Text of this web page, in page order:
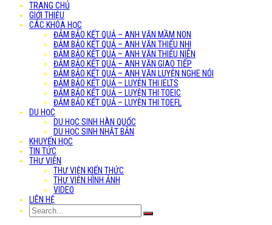
TRANG CHỦ
GIỚI THIỆU
CÁC KHÓA HỌC
ĐẢM BẢO KẾT QUẢ – ANH VĂN MẦM NON
ĐẢM BẢO KẾT QUẢ – ANH VĂN THIẾU NHI
ĐẢM BẢO KẾT QUẢ – ANH VĂN THIẾU NIÊN
ĐẢM BẢO KẾT QUẢ – ANH VĂN GIAO TIẾP
ĐẢM BẢO KẾT QUẢ – ANH VĂN LUYỆN NGHE NÓI
ĐẢM BẢO KẾT QUẢ – LUYỆN THI IELTS
ĐẢM BẢO KẾT QUẢ – LUYỆN THI TOEIC
ĐẢM BẢO KẾT QUẢ – LUYỆN THI TOEFL
DU HỌC
DU HỌC SINH HÀN QUỐC
DU HỌC SINH NHẬT BẢN
KHUYẾN HỌC
TIN TỨC
THƯ VIỆN
THƯ VIỆN KIẾN THỨC
THƯ VIỆN HÌNH ẢNH
VIDEO
LIÊN HỆ